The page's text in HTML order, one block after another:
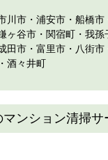
川市・浦安市・ 船橋市
ヶ谷市・関宿町・我
田市・富里市・八街
酒々井町
ンション清掃